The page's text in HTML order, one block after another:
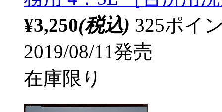
¥3,250(税込) 325ポイ
2019/08/11発売
在庫限り